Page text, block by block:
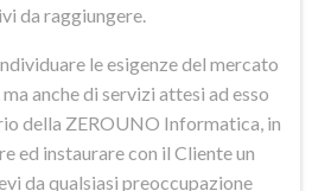
da raggiungere.
le esigenze del mercato
anche di servizi attesi ad esso
della ZEROUNO Informatica, in
ed instaurare con il Cliente un
da qualsiasi preoccupazione